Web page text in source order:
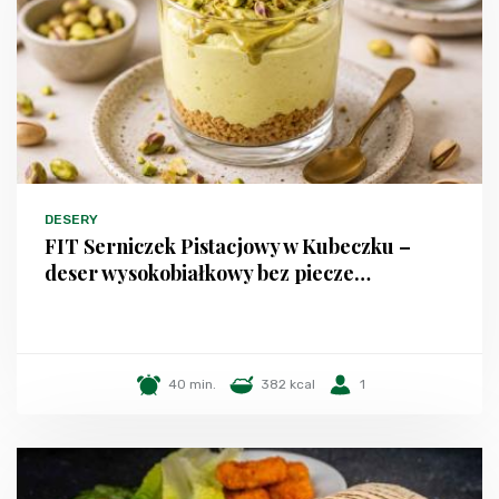
DESERY
FIT Serniczek Pistacjowy w Kubeczku –
deser wysokobiałkowy bez piecze…
40 min. 382 kcal 1